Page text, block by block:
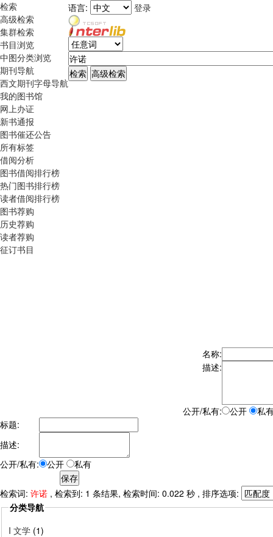
检索
高级检索
集群检索
书目浏览
中图分类浏览
期刊导航
西文期刊字母导航
我的图书馆
网上办证
新书通报
图书催还公告
所有标签
借阅分析
图书借阅排行榜
热门图书排行榜
读者借阅排行榜
图书荐购
历史荐购
读者荐购
征订书目
语言: 登录
名称:
描述:
公开/私有: 公开
私
标题:
描述:
公开/私有:
公开 私有
检索词: 许诺 , 检索到: 1 条结果, 检索时间: 0.022 秒 , 排序选项:
分类导航
I 文学 (1)